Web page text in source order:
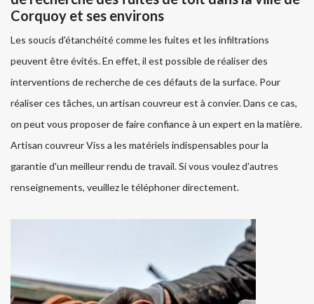
Corquoy et ses environs
Les soucis d'étanchéité comme les fuites et les infiltrations
peuvent être évités. En effet, il est possible de réaliser des
interventions de recherche de ces défauts de la surface. Pour
réaliser ces tâches, un artisan couvreur est à convier. Dans ce cas,
on peut vous proposer de faire confiance à un expert en la matière.
Artisan couvreur Viss a les matériels indispensables pour la
garantie d'un meilleur rendu de travail. Si vous voulez d'autres
renseignements, veuillez le téléphoner directement.